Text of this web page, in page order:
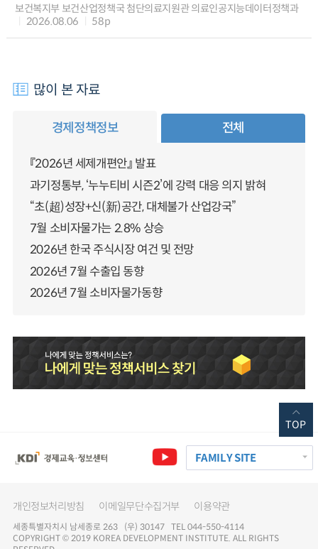
보건복지부 보건산업정책국 첨단의료지원관 의료인공지능데이터정책과
2026.08.06
58p
많이 본 자료
경제정책정보 전체
『2026년 세제개편안』 발표
과기정통부, ‘누누티비 시즌2’에 강력 대응 의지 밝혀
“초(超)성장+신(新)공간, 대체불가 산업강국”
7월 소비자물가는 2.8% 상승
2026년 한국 주식시장 여건 및 전망
2026년 7월 수출입 동향
2026년 7월 소비자물가동향
FAMILY SITE
개인정보처리방침 이메일무단수집거부 이용약관
세종특별자치시 남세종로 263 (우) 30147 TEL 044-550-4114
COPYRIGHT © 2019 KOREA DEVELOPMENT INSTITUTE. ALL RIGHTS
TOP